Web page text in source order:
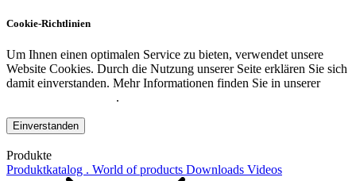
Cookie-Richtlinien
Um Ihnen einen optimalen Service zu bieten, verwendet unsere
Website Cookies. Durch die Nutzung unserer Seite erklären Sie sich
damit einverstanden. Mehr Informationen finden Sie in unserer
.
Einverstanden
Produkte
Produktkatalog . World of products Downloads Videos